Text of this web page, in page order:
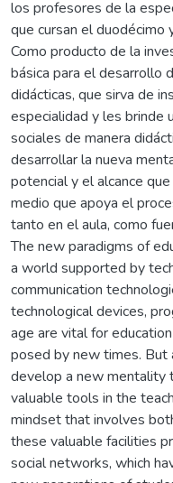
los profesores de la
que cursan el duodécimo
Como producto de la
básica para el desarrollo
didácticas, que sirva de
especialidad y les brinde
sociales de manera
desarrollar la nueva
potencial y el alcance
medio que apoya el
tanto en el aula, como
The new paradigms of
a world supported by
communication
technological devices,
age are vital for
posed by new times. But
develop a new mentality
valuable tools in the
mindset that involves
these valuable facilities
social networks, which